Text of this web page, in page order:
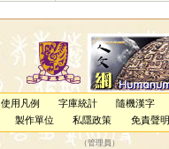
使用凡例 字庫統計 隨機漢字
製作單位 私隱政策 免責聲明
（管理員 ）